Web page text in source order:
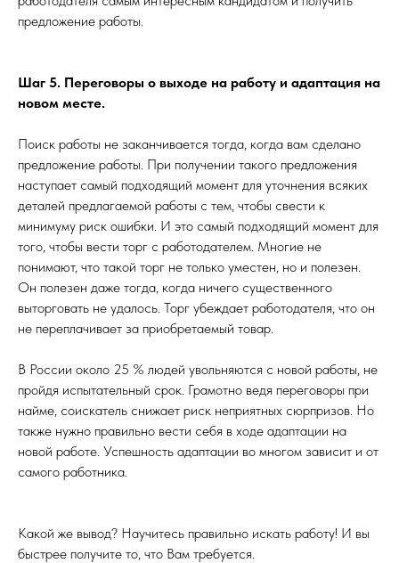
предложение работы.
Шаг 5. Переговоры о выходе на работу и адаптация на
новом месте.
Поиск работы не заканчивается тогда, когда вам сделано
предложение работы. При получении такого предложения
наступает самый подходящий момент для уточнения всяких
деталей предлагаемой работы с тем, чтобы свести к
минимуму риск ошибки. И это самый подходящий момент для
того, чтобы вести торг с работодателем. Многие не
понимают, что такой торг не только уместен, но и полезен.
Он полезен даже тогда, когда ничего существенного
выторговать не удалось. Торг убеждает работодателя, что он
не переплачивает за приобретаемый товар.
В России около 25 % людей увольняются с новой работы, не
пройдя испытательный срок. Грамотно ведя переговоры при
найме, соискатель снижает риск неприятных сюрпризов. Но
также нужно правильно вести себя в ходе адаптации на
новой работе. Успешность адаптации во многом зависит и от
самого работника.
Какой же вывод? Научитесь правильно искать работу! И вы
быстрее получите то, что Вам требуется.